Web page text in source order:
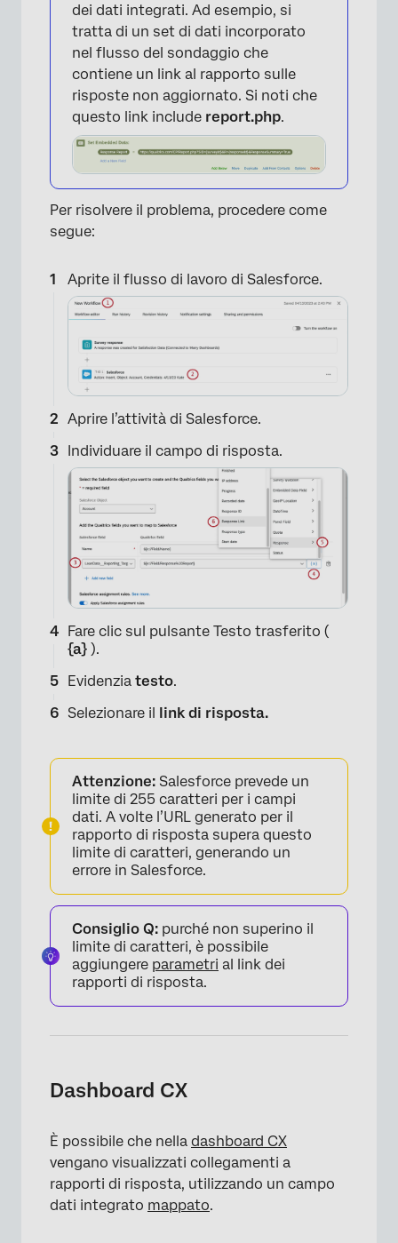
×
dei dati integrati. Ad esempio, si
tratta di un set di dati incorporato
nel flusso del sondaggio che
contiene un link al rapporto sulle
risposte non aggiornato. Si noti che
questo link include report.php.
Per risolvere il problema, procedere come
segue:
Aprite il flusso di lavoro di Salesforce.
×
Aprire l’attività di Salesforce.
Individuare il campo di risposta.
Fare clic sul pulsante Testo trasferito (
{a} ).
Evidenzia testo.
Selezionare il
link di risposta.
Attenzione: Salesforce prevede un
limite di 255 caratteri per i campi
dati. A volte l’URL generato per il
rapporto di risposta supera questo
limite di caratteri, generando un
errore in Salesforce.
Consiglio Q: purché non superino il
limite di caratteri, è possibile
aggiungere parametri al link dei
rapporti di risposta.
Dashboard CX
È possibile che nella dashboard CX
vengano visualizzati collegamenti a
rapporti di risposta, utilizzando un campo
dati integrato mappato.